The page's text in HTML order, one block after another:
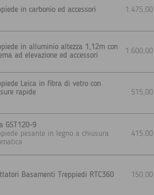
in carbonio ed accessori
in alluminio altezza 1,12m con
ad elevazione ed accessori
Leica in fibra di vetro con
rapide
GST120-9
pesante in legno a chiusura
Basamenti Treppiedi RTC360